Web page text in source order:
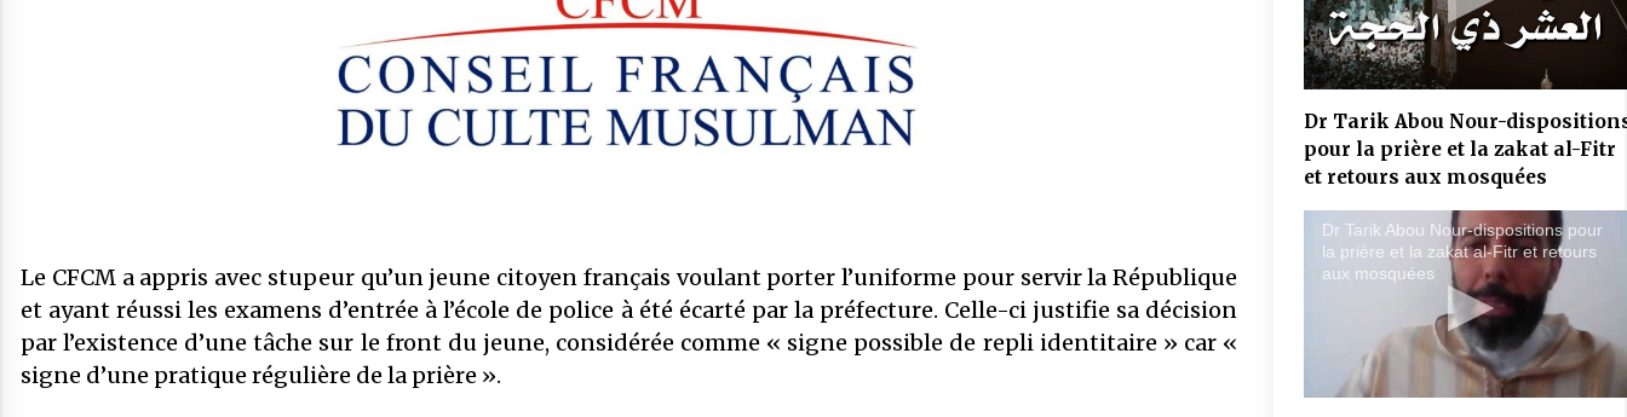
tout l’unité et l’intérêt général des
musulmans de France
Communiqué : LE CFCM MET EN
L’INSTRUMENTALISATION DES
COMMUNIQUÉ : Médiocrité et
désinformation de Florence
Bergeaud-Blackler et autres pseudo –
COMMUNIQUÉ : Succession de
sanctions administratives ciblant des
institutions musulmanes : le CFCM
alerte sur les risques et préjudices
6 juillet 2025
l’apaisement des plus hautes autorités
de l’État.
27 mai 2025
1446H
27 mai 2025
COMMUNIQUÉ : Rapport sur les «
frères musulmans »: il ne doit surtout
pas alimenter une suspicion
Le CFCM a appris avec stupeur qu’un jeune citoyen français voulant porter l’uniforme pour servir la République
et ayant réussi les examens d’entrée à l’école de police à été écarté par la préfecture. Celle-ci justifie sa décision
par l’existence d’une tâche sur le front du jeune, considérée comme « signe possible de repli identitaire » car «
signe d’une pratique régulière de la prière ».
Dr Tarik Abou Nour-
pour la prière et la zakat al-Fitr
et retours aux mosquées
Dr Tarik Abou Nour-dispositions pour
la prière et la zakat al-Fitr et retours
aux mosquées